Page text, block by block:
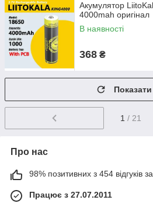
Акумулятор
4000mah оригінал
В наявності
368 ₴
1 / 21
Про нас
98% позитивних з 454 відгуків за
Працює з 27.07.2011